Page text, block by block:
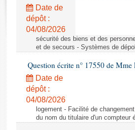
Rapports législatifs
Rapports sur l'application des lois
Baromètre de l’application des lois
Dossiers législatifs
Budget et sécurité sociale
Questions écrites et orales
Comptes rendus des débats
Date de
dépôt :
04/08/2026
sécurité des biens et des
et de secours - Systèmes de
Question écrite n° 17550 de
Date de
dépôt :
04/08/2026
logement - Facilité de
du nom du titulaire d'un compteur